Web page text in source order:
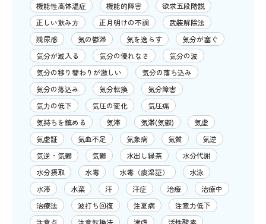
機能性高体温症
機能的障害
欲求五段階説
正しい飲み方
正月明けの不調
武装解除法
残尿感
気の鬱滞 気を逸らす
気分が塞ぐ
気分が滅入る
気分の優れなさ
気分の波
気分の移り替わりが激しい
気分の落ち込み
気分の落込み
気分転換
気分障害
気力の低下
気圧の変化
気圧痛
気持ちを鎮める
気滞 気滞(気鬱)
気虚
気虚証
気血不足 気象病 気質
気逆
気逆・気鬱
気鬱 水出し緑茶
水分代謝
水分摂取
水毒 水毒（痰湿証）
水泳
水滞
水菜 汗 汗症 治療
治療中
治療法
波打ち回復 注夏病
注意力低下
注意点
注意転換法 津虚 活性酸素